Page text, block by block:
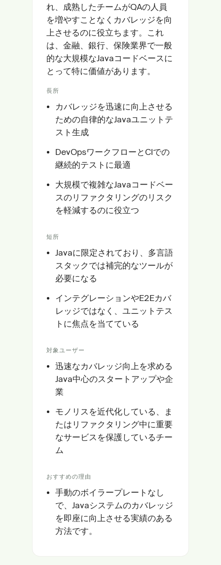
れ、成熟したチームがQAの人員
を増やすことなくカバレッジを向
上させるのに役立ちます。これ
は、金融、銀行、保険業界で一般
的な大規模なJavaコードベースに
とって特に価値があります。
長所
カバレッジを迅速に向上させる
ための自律的なJavaユニットテ
スト生成
DevOpsワークフローとCIでの
継続的テストに最適
大規模で複雑なJavaコードベー
スのリファクタリングのリスク
を軽減するのに役立つ
短所
Javaに限定されており、多言語
スタックでは補完的なツールが
必要になる
インテグレーションやE2Eカバ
レッジではなく、ユニットテス
トに焦点を当てている
対象ユーザー
迅速なカバレッジ向上を求める
Java中心のスタートアップや企
業
モノリスを近代化している、ま
たはリファクタリング中に重要
なサービスを保護しているチー
ム
おすすめの理由
手動のボイラープレートなし
で、Javaシステムのカバレッジ
を即座に向上させる実績のある
方法です。